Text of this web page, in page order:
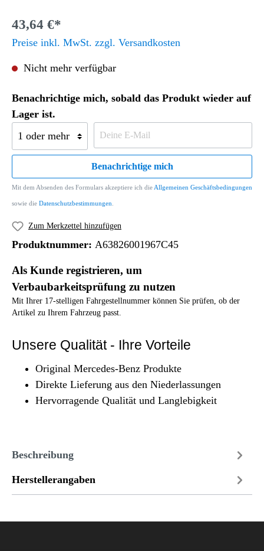
43,64 €*
Preise inkl. MwSt. zzgl. Versandkosten
Nicht mehr verfügbar
Benachrichtige mich, sobald das Produkt wieder auf
Lager ist.
Benachrichtige mich
Mit dem Absenden des Formulars akzeptiere ich die Allgemeinen Geschäftsbedingungen
sowie die Datenschutzbestimmungen
Zum Merkzettel hinzufügen
Produktnummer: A63826001967C45
Als Kunde registrieren, um
Verbaubarkeitsprüfung zu nutzen
Mit Ihrer 17-stelligen Fahrgestellnummer können Sie prüfen, ob der
Artikel zu Ihrem Fahrzeug passt.
Unsere Qualität - Ihre Vorteile
Original Mercedes-Benz Produkte
Direkte Lieferung aus den Niederlassungen
Hervorragende Qualität und Langlebigkeit
Beschreibung
Herstellerangaben